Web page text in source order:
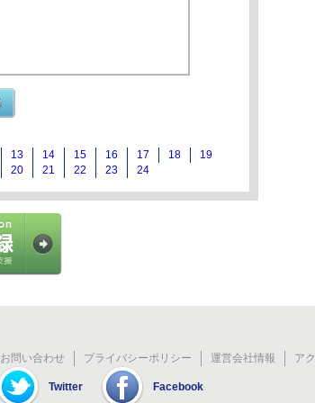
13 14 15 16 17 18
19
20
21 22 23 24
お問い合わせ プライバシーポリシー 運営会社情報 ア
Twitter Facebook